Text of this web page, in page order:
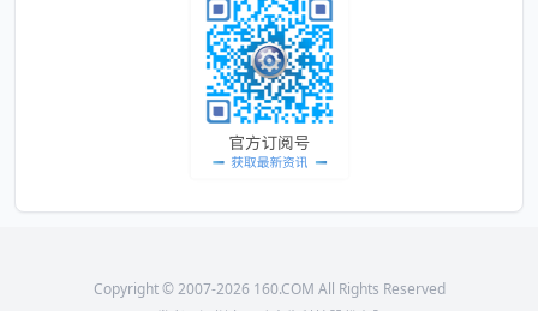
Copyright © 2007-2026 160.COM All Rights Reserved